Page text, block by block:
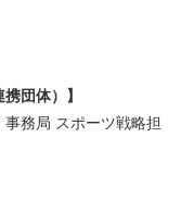
団体）】
務局 スポーツ戦略担